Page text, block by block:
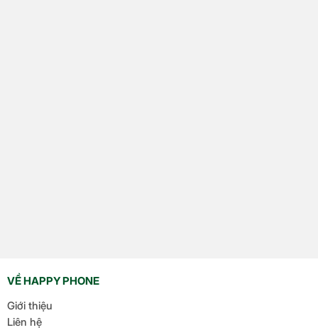
VỀ HAPPY PHONE
Giới thiệu
Liên hệ